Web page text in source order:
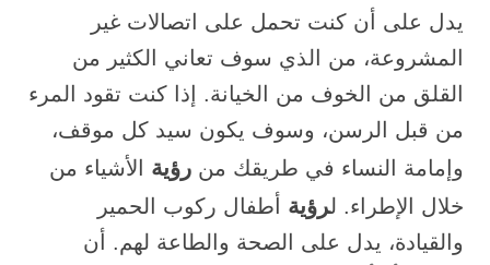
يدل على أن كنت تحمل على اتصالات غير
المشروعة، من الذي سوف تعاني الكثير من
القلق من الخوف من الخيانة. إذا كنت تقود المرء
من قبل الرسن، وسوف يكون سيد كل موقف،
وإمامة النساء في طريقك من رؤية الأشياء من
خلال الإطراء. لرؤية أطفال ركوب الحمير
والقيادة، يدل على الصحة والطاعة لهم. أن